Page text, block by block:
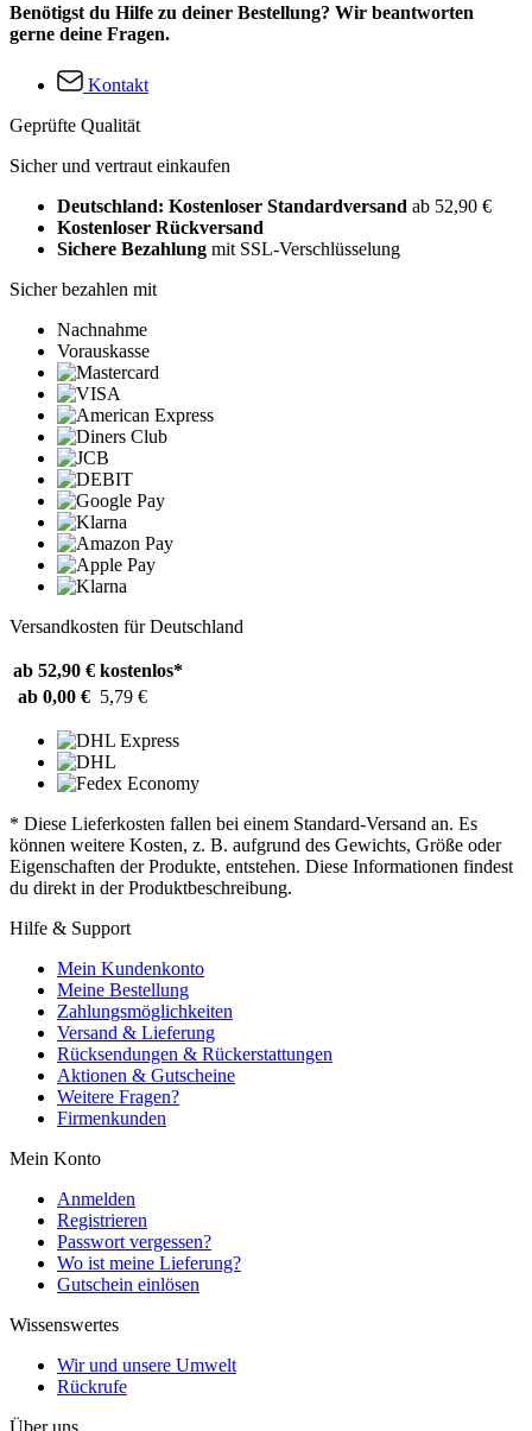
Benötigst du Hilfe zu deiner Bestellung? Wir beantworten
gerne deine Fragen.
Kontakt
Geprüfte Qualität
Sicher und vertraut einkaufen
Deutschland: Kostenloser Standardversand ab 52,90 €
Kostenloser Rückversand
Sichere Bezahlung mit SSL-Verschlüsselung
Sicher bezahlen mit
Nachnahme
Vorauskasse
Versandkosten für Deutschland
ab 52,90 € kostenlos*
ab 0,00 € 5,79 €
* Diese Lieferkosten fallen bei einem Standard-Versand an. Es
können weitere Kosten, z. B. aufgrund des Gewichts, Größe oder
Eigenschaften der Produkte, entstehen. Diese Informationen findest
du direkt in der Produktbeschreibung.
Hilfe & Support
Mein Kundenkonto
Meine Bestellung
Zahlungsmöglichkeiten
Versand & Lieferung
Rücksendungen & Rückerstattungen
Aktionen & Gutscheine
Weitere Fragen?
Firmenkunden
Mein Konto
Anmelden
Registrieren
Passwort vergessen?
Wo ist meine Lieferung?
Gutschein einlösen
Wissenswertes
Wir und unsere Umwelt
Rückrufe
Über uns